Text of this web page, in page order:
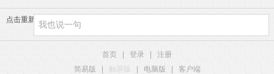
点击重新加载
首页 登录
注册
简易版
触屏版 电脑版
客户端